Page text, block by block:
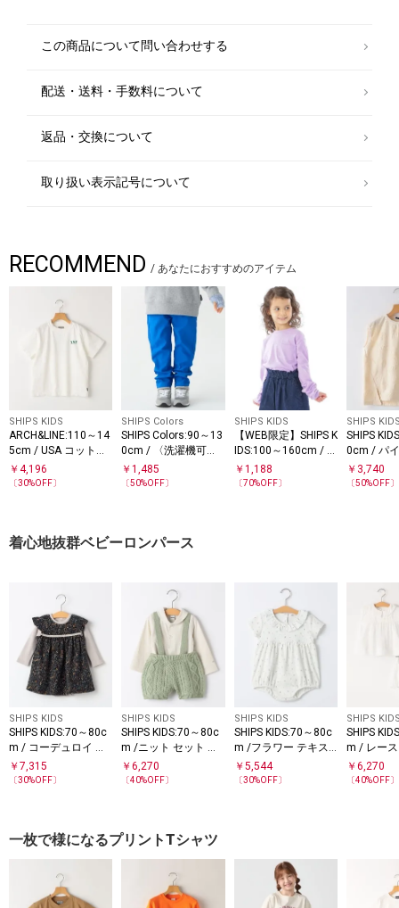
※サイズ換算(表記)はあくまで目安となります。
す。予めご了承お願いいたします。
【igor（イゴール）】
しく、履くだけでおしゃれに見せてくれるアイテムが揃う。面ファスナー
この商品について問い合わせする
配送・送料・手数料について
返品・交換について
取り扱い表示記号について
RECOMMEND / あなたにおすすめのアイテム
SHIPS KIDS
ARCH&LINE:110～14
5cm / USA コットン
プリント TEE
￥ 4,196
〔30%OFF〕
SHIPS Colors
SHIPS Colors:90～13
0cm / 〈洗濯機可
能〉ストレッチ カラ
ー パンツ◇
￥1,485
〔50%OFF〕
SHIPS KIDS
【WEB限定】SHIPS K
IDS:100～160cm / ＜
家族おそろい＞SHIPS
マイクロロゴ ロング
￥ 1,188
〔 70%OFF〕
SHIPS
SHIPS
0cm / パ
ード ノー
E
￥ 3,740
〔50%OFF〕
着心地抜群ベビーロンパース
SHIPS KIDS
SHIPS KIDS:70～80c
m / コーデュロイ ジ
ャンスカ× テレコ ロ
ンパース セット
￥ 7,315
〔30%OFF〕
SHIPS KIDS
SHIPS KIDS:70～80c
m /ニット セット ロ
ンパース
￥6,270
〔40%OFF〕
SHIPS KIDS
SHIPS KIDS:70～80c
m /フラワー テキス
タイル リブ ロンパー
ス
￥ 5,544
〔30%OFF〕
SHIPS
SHIPS
m / レー
ンパース
￥6,270
〔40%OFF〕
一枚で様になるプリントTシャツ